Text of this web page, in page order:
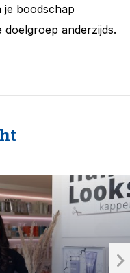
boodschap
anderzijds.